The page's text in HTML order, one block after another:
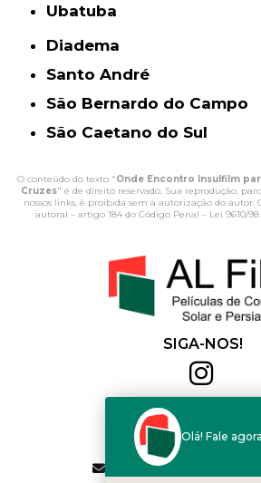
Ubatuba
Diadema
Santo André
São Bernardo do Campo
São Caetano do Sul
O conteúdo do texto "Onde Encontro Insulfilm
Cruzes" é de direito reservado. Sua reprodução,
nossos links, é proibida sem a autorização do autor.
autoral – artigo 184 do Código Penal – Lei 9610/
SIGA-NOS!
(11) 2564-4684
(11) 94168-2041
Olá! Fale